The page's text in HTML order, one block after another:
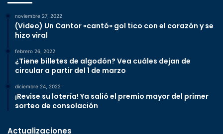
noviembre 27, 2022
(Video) Un Cantor «cantó» gol tico con el corazón y se
hizo viral
febrero 26, 2022
¿Tiene billetes de algodón? Vea cuáles dejan de
circular a partir del 1 de marzo
diciembre 24, 2022
¡Revise su lotería! Ya salió el premio mayor del primer
sorteo de consolación
Actualizaciones